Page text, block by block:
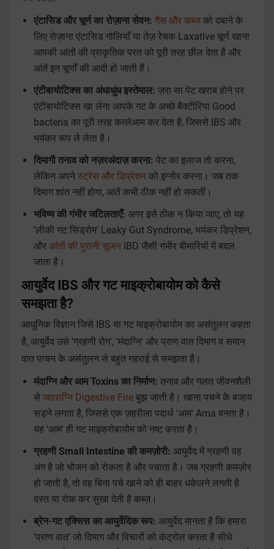
एंटासिड और चूर्ण का रोज़ाना सेवन: गैस और कब्ज़ को दबाने के
लिए रोज़ाना एंटासिड गोलियाँ या तेज़ रेचक Laxative चूर्ण खाना
आपकी आंतों की प्राकृतिक परत को पूरी तरह छील देता है और
आंतें इन चूर्णों की आदी हो जाती हैं।
एंटीबायोटिक्स का अंधाधुंध इस्तेमाल: ज़रा सा पेट खराब होने पर
एंटीबायोटिक्स खा लेना आपके गट के अच्छे बैक्टीरिया Good
bacteria का पूरी तरह कत्लेआम कर देता है, जिससे IBS और
भयंकर रूप ले लेता है।
दिमागी तनाव को नज़रअंदाज़ करना: पेट का इलाज तो करना,
लेकिन अपने स्ट्रेस और डिप्रेशन को इग्नोर करना। जब तक
दिमाग शांत नहीं होगा, आंतें कभी ठीक नहीं हो सकतीं।
भविष्य की गंभीर जटिलताएँ: अगर इसे ठीक न किया जाए, तो यह
'लीकी गट सिंड्रोम' Leaky Gut Syndrome, भयंकर डिप्रेशन,
और आंतों की पुरानी सूजन IBD जैसी गंभीर बीमारियों में बदल
जाता है।
आयुर्वेद IBS और गट माइक्रोबायोम को कैसे
समझता है?
आधुनिक विज्ञान जिसे IBS या गट माइक्रोबायोम का असंतुलन कहता
है, आयुर्वेद उसे 'ग्रहणी रोग', 'मंदाग्नि' और प्राण वात दिमाग व समान
वात पाचन के असंतुलन से बहुत गहराई से समझता है।
मंदाग्नि और आम Toxins का निर्माण: तनाव और गलत जीवनशैली
से जठराग्नि Digestive Fire बुझ जाती है। खाना पचने के बजाय
सड़ने लगता है, जिससे एक ज़हरीला पदार्थ 'आम' Ama बनता है।
यह 'आम' ही गट माइक्रोबायोम को नष्ट करता है।
ग्रहणी Small Intestine की कमज़ोरी: आयुर्वेद में ग्रहणी वह
अंग है जो भोजन को रोकता है और पचाता है। जब ग्रहणी कमज़ोर
हो जाती है, तो वह बिना पचे खाने को ही बाहर धकेलने लगती है
दस्त या रोक कर सुखा देती है कब्ज़।
ब्रेन-गट एक्सिस का आयुर्वेदिक रूप: आयुर्वेद मानता है कि हमारा
'प्राण वात' जो दिमाग और विचारों को कंट्रोल करता है सीधे